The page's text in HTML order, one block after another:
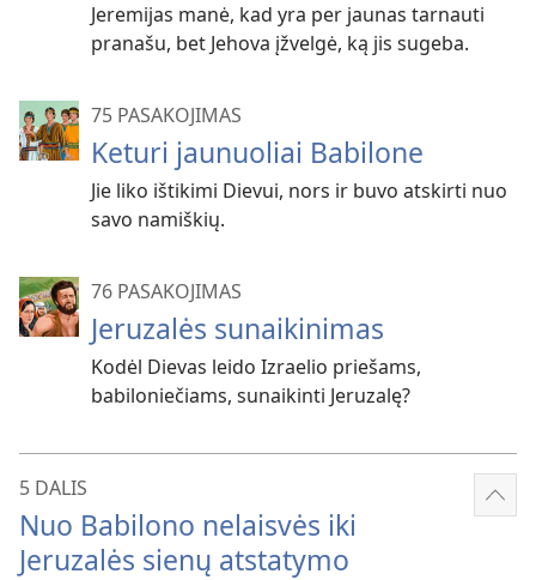
Jeremijas manė, kad yra per jaunas tarnauti
pranašu, bet Jehova įžvelgė, ką jis sugeba.
75 PASAKOJIMAS
Keturi jaunuoliai Babilone
Jie liko ištikimi Dievui, nors ir buvo atskirti nuo
savo namiškių.
76 PASAKOJIMAS
Jeruzalės sunaikinimas
Kodėl Dievas leido Izraelio priešams,
babiloniečiams, sunaikinti Jeruzalę?
5 DALIS
Nuo Babilono nelaisvės iki
Jeruzalės sienų atstatymo